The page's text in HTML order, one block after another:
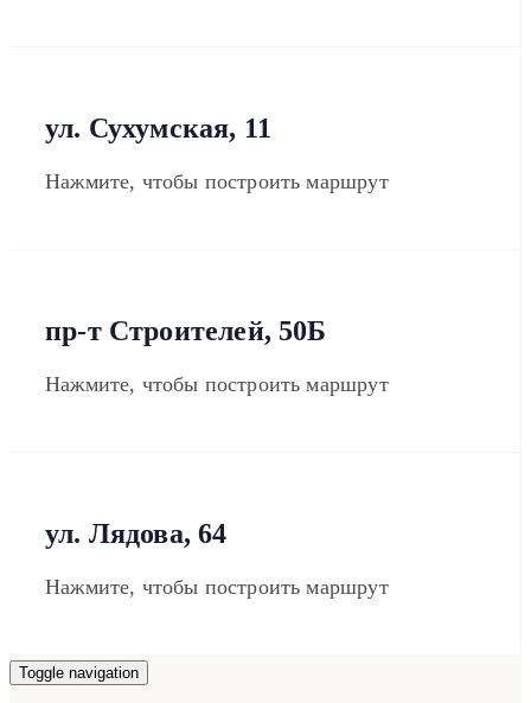
ул. Сухумская, 11
Нажмите, чтобы построить маршрут
пр-т Строителей, 50Б
Нажмите, чтобы построить маршрут
ул. Лядова, 64
Нажмите, чтобы построить маршрут
Toggle navigation